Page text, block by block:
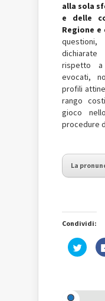
alla sola
e delle
Regione
rispetto a
evocati,
profili
rango
gioco
procedure
La
Condividi:
Fai
clic